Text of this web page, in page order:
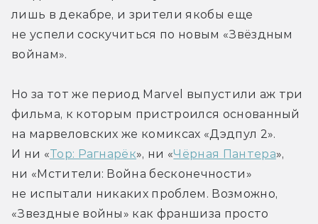
лишь в декабре, и зрители якобы еще
не успели соскучиться по новым «Звёздным
войнам».
Но за тот же период Marvel выпустили аж три
фильма, к которым пристроился основанный
на марвеловских же комиксах «Дэдпул 2».
И ни «Тор: Рагнарёк», ни «Чёрная Пантера»,
ни «Мстители: Война бесконечности»
не испытали никаких проблем. Возможно,
«Звездные войны» как франшиза просто